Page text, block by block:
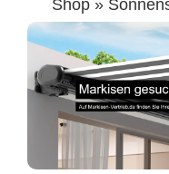
Shop »